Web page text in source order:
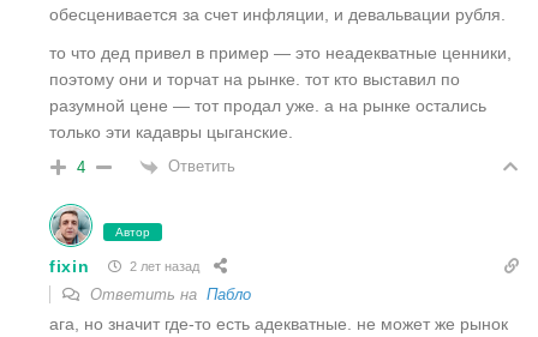
обесценивается за счет инфляции, и девальвации рубля.
то что дед привел в пример — это неадекватные ценники,
поэтому они и торчат на рынке. тот кто выставил по
разумной цене — тот продал уже. а на рынке остались
только эти кадавры цыганские.
4 Ответить
Автор
fixin 2 лет назад
Ответить на Пабло
ага, но значит где-то есть адекватные. не может же рынок